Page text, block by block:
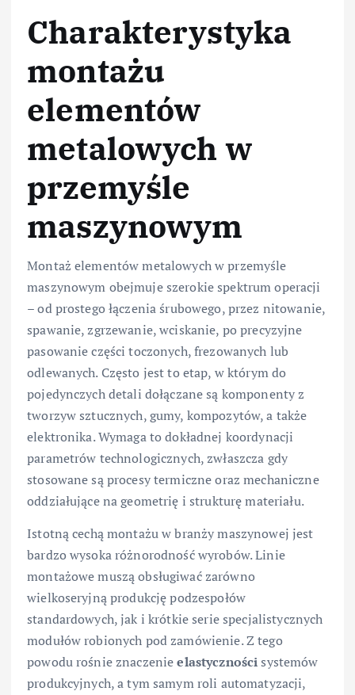
Charakterystyka
montażu
elementów
metalowych w
przemyśle
maszynowym
Montaż elementów metalowych w przemyśle
maszynowym obejmuje szerokie spektrum operacji
– od prostego łączenia śrubowego, przez nitowanie,
spawanie, zgrzewanie, wciskanie, po precyzyjne
pasowanie części toczonych, frezowanych lub
odlewanych. Często jest to etap, w którym do
pojedynczych detali dołączane są komponenty z
tworzyw sztucznych, gumy, kompozytów, a także
elektronika. Wymaga to dokładnej koordynacji
parametrów technologicznych, zwłaszcza gdy
stosowane są procesy termiczne oraz mechaniczne
oddziałujące na geometrię i strukturę materiału.
Istotną cechą montażu w branży maszynowej jest
bardzo wysoka różnorodność wyrobów. Linie
montażowe muszą obsługiwać zarówno
wielkoseryjną produkcję podzespołów
standardowych, jak i krótkie serie specjalistycznych
modułów robionych pod zamówienie. Z tego
powodu rośnie znaczenieelastycznościsystemów
produkcyjnych, a tym samym roli automatyzacji,